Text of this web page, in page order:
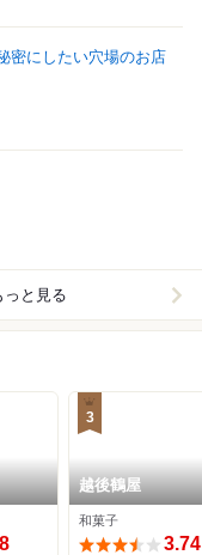
密にしたい穴場のお店
と見る
3
越後鶴屋
和菓子
3.74